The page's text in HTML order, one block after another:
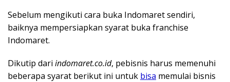
Sebelum mengikuti cara buka Indomaret sendiri,
baiknya mempersiapkan syarat buka franchise
Indomaret.
Dikutip dari indomaret.co.id, pebisnis harus memenuhi
beberapa syarat berikut ini untuk bisa memulai bisnis